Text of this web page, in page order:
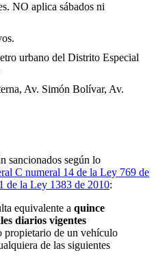
NO aplica sábados ni
urbano del Distrito Especial
Av. Simón Bolívar, Av.
sancionados según lo
C numeral 14 de la Ley 769 de
de la Ley 1383 de 2010:
equivalente a quince
diarios vigentes
propietario de un vehículo
de las siguientes